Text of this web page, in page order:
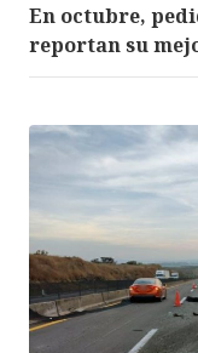
En octubre,
reportan su